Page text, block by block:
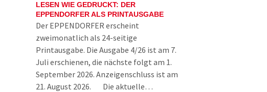
LESEN WIE GEDRUCKT: DER
EPPENDORFER ALS PRINTAUSGABE
Der EPPENDORFER erscheint
zweimonatlich als 24-seitige
Printausgabe. Die Ausgabe 4/26 ist am 7.
Juli erschienen, die nächste folgt am 1.
September 2026. Anzeigenschluss ist am
21. August 2026. Die aktuelle…